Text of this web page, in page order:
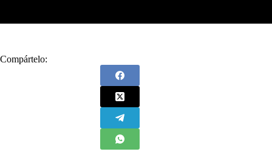
Compártelo: